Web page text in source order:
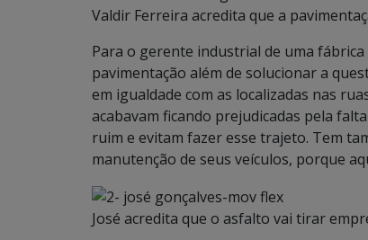
Valdir Ferreira acredita que a
Para o gerente industrial de uma
pavimentação além de solucionar a
em igualdade com as localizadas nas
acabavam ficando prejudicadas pela
ruim e evitam fazer esse trajeto. Tem
manutenção de seus veículos, porque
José acredita que o asfalto vai tirar